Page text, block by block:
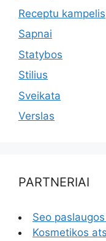
Receptu kampelis
Sapnai
Statybos
Stilius
Sveikata
Verslas
PARTNERIAI
Seo
Kosmetikos